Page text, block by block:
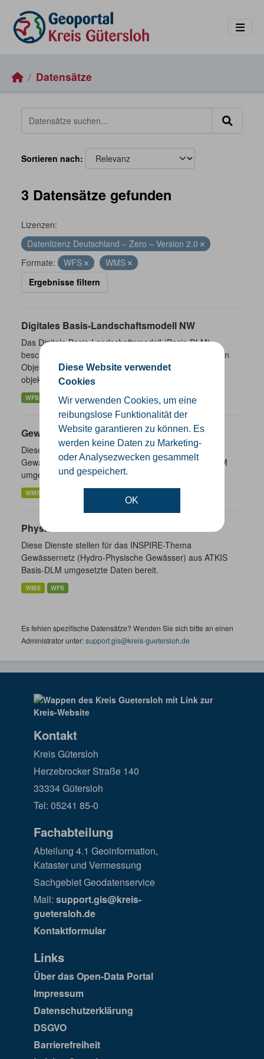
Diese Website verwendet
Cookies
Wir verwenden Cookies, um eine
reibungslose Funktionalität der
Website garantieren zu können. Es
werden keine Daten zu Marketing-
oder Analysezwecken gesammelt
und gespeichert.
OK
Datensätze
Sortieren nach
3 Datensätze gefunden
Lizenzen:
Datenlizenz Deutschland – Zero – Version 2.0
Formate:
WFS
WMS
Ergebnisse filtern
Digitales Basis-Landschaftsmodell NW
Das Digitale Basis-Landschaftsmodell (Basis-DLM)
beschreibt die Landschaft in Form von topographischen
Objekten und stellt einen präsentationsneutralen,
objektbasierten...
WFS WMS
Gewässernetzwerk
Diese Dienste stellen für das INSPIRE-Thema
Gewässernetz (Hydro-Netzwerk) aus ATKIS Basis-DLM
umgesetzte Daten bereit.
WMS
Physische Gewässer
Diese Dienste stellen für das INSPIRE-Thema
Gewässernetz (Hydro-Physische Gewässer) aus ATKIS
Basis-DLM umgesetzte Daten bereit.
WMS WFS
Es fehlen spezifische Datensätze? Wenden Sie sich bitte an einen
Administrator unter:support.gis@kreis-guetersloh.de
Kontakt
Kreis Gütersloh
Herzebrocker Straße 140
33334 Gütersloh
Tel: 05241 85-0
Fachabteilung
Abteilung 4.1 Geoinformation,
Kataster und Vermessung
Sachgebiet Geodatenservice
Mail: support.gis@kreis-
guetersloh.de
Kontaktformular
Links
Über das Open-Data Portal
Impressum
Datenschutzerklärung
DSGVO
Barrierefreiheit